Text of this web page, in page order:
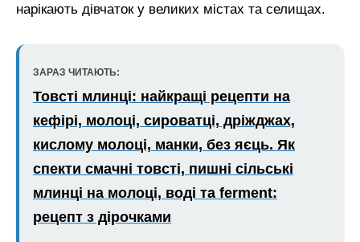
нарікають дівчаток у великих містах та селищах.
ЗАРАЗ ЧИТАЮТЬ:
Товсті млинці: найкращі рецепти на
кефірі, молоці, сироватці, дріжджах,
кислому молоці, манки, без яєць. Як
спекти смачні товсті, пишні сільські
млинці на молоці, воді та ferment:
рецепт з дірочками